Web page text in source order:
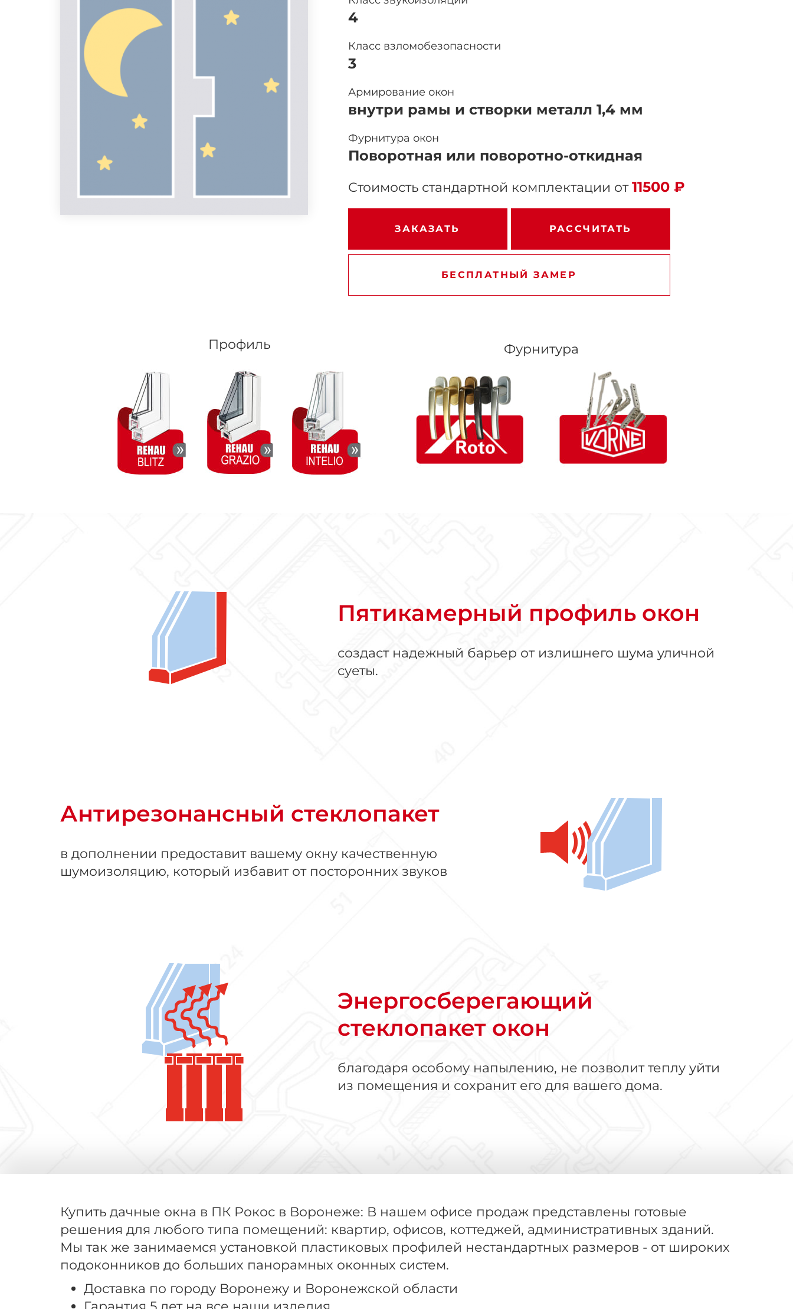
4
Класс взломобезопасности
3
Армирование окон
внутри рамы и створки металл 1,4 мм
Фурнитура окон
Поворотная или поворотно-откидная
Стоимость стандартной комплектации от11500 ₽
ЗАКАЗАТЬ РАССЧИТАТЬ
БЕСПЛАТНЫЙ ЗАМЕР
Профиль Фурнитура
Пятикамерный профиль окон
создаст надежный барьер от излишнего шума уличной
суеты.
Антирезонансный стеклопакет
в дополнении предоставит вашему окну качественную
шумоизоляцию, который избавит от посторонних звуков
Энергосберегающий
стеклопакет окон
благодаря особому напылению, не позволит теплу уйти
из помещения и сохранит его для вашего дома.
Купить дачные окна в ПК Рокос в Воронеже: В нашем офисе продаж представлены готовые
решения для любого типа помещений: квартир, офисов, коттеджей, административных зданий.
Мы так же занимаемся установкой пластиковых профилей нестандартных размеров - от широких
подоконников до больших панорамных оконных систем.
Доставка по городу Воронежу и Воронежской области